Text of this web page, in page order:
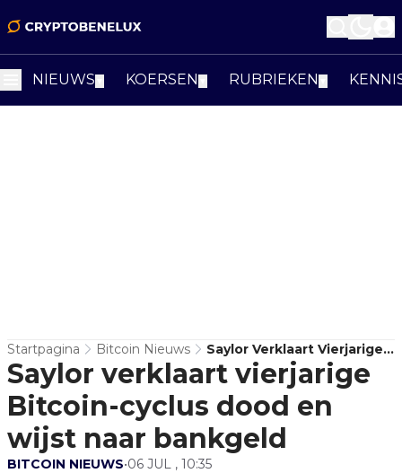
NIEUWS KOERSEN RUBRIEKEN
Startpagina Bitcoin Nieuws
Saylor Verklaart Vierjarige
Bitcoin-Cyclus Dood En
Wijst Naar Bankgeld
Saylor verklaart vierjarige
Bitcoin-cyclus dood en
wijst naar bankgeld
BITCOIN NIEUWS•06 JUL , 10:35